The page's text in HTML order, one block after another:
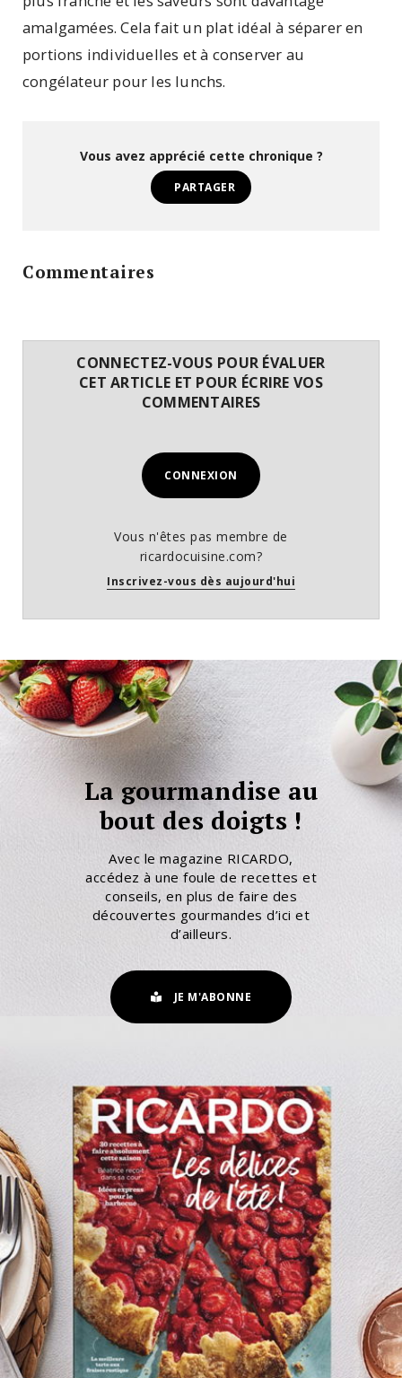
amalgamées. Cela fait un plat idéal à séparer en
portions individuelles et à conserver au
congélateur pour les lunchs.
Vous avez apprécié cette chronique ?
PARTAGER
Commentaires
CONNECTEZ-VOUS POUR ÉVALUER
CET ARTICLE ET POUR ÉCRIRE VOS
COMMENTAIRES
CONNEXION
Vous n'êtes pas membre de
ricardocuisine.com?
Inscrivez-vous dès aujourd'hui
La gourmandise au
bout des doigts !
Avec le magazine RICARDO,
accédez à une foule de recettes et
conseils, en plus de faire des
découvertes gourmandes d’ici et
d’ailleurs.
JE M'ABONNE